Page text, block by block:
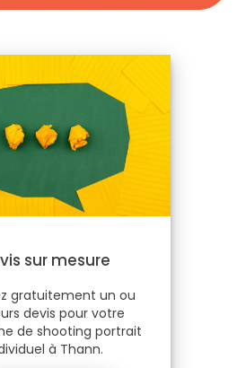
sur mesure
gratuitement un ou
devis pour votre
de shooting portrait
à Thann.